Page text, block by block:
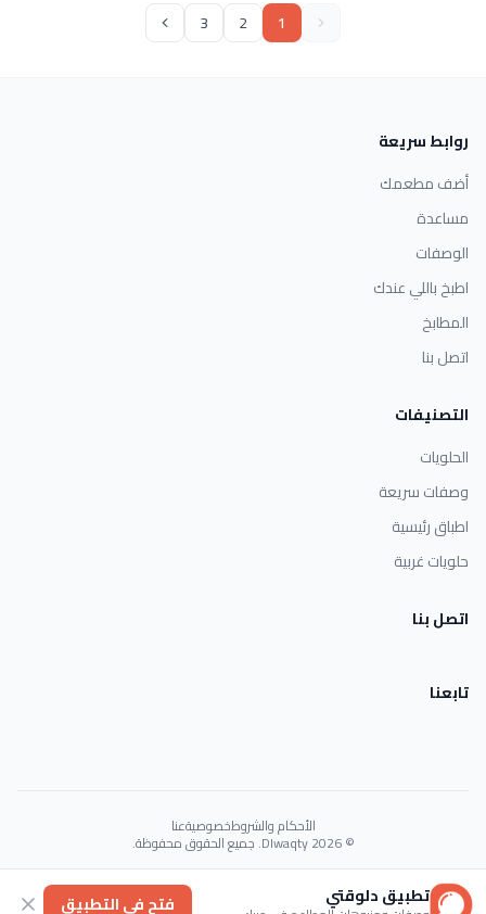
1
2
3
روابط سريعة
أضف مطعمك
مساعدة
الوصفات
اطبخ باللي عندك
المطابخ
اتصل بنا
التصنيفات
الحلويات
وصفات سريعة
اطباق رئيسية
حلويات غربية
اتصل بنا
تابعنا
الأحكام والشروطخصوصيةعنا
© 2026 Dlwaqty. جميع الحقوق محفوظة.
Powered byGAIT
تطبيق دلوقتي فتح في التطبيق